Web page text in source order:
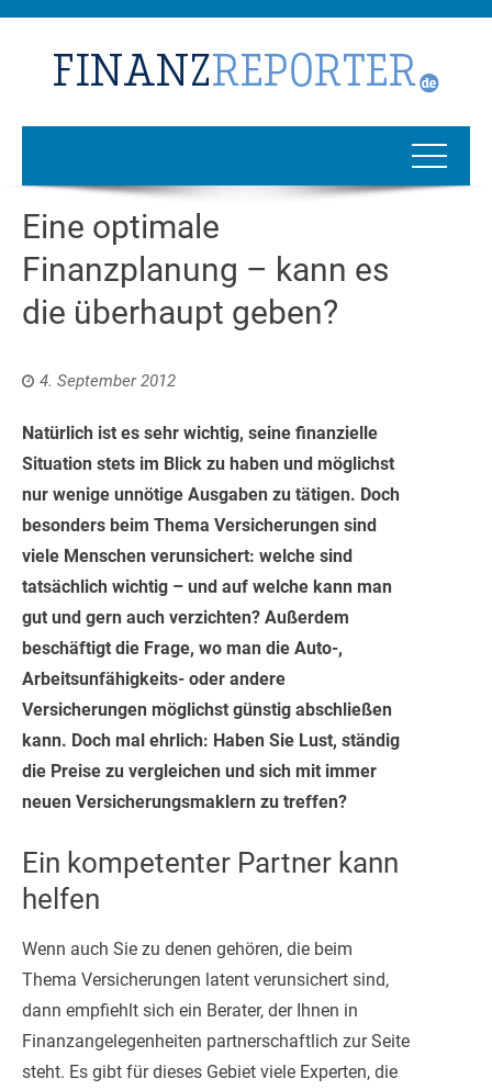
Eine optimale
Finanzplanung – kann es
die überhaupt geben?
4. September 2012
Natürlich ist es sehr wichtig, seine finanzielle
Situation stets im Blick zu haben und möglichst
nur wenige unnötige Ausgaben zu tätigen. Doch
besonders beim Thema Versicherungen sind
viele Menschen verunsichert: welche sind
tatsächlich wichtig – und auf welche kann man
gut und gern auch verzichten? Außerdem
beschäftigt die Frage, wo man die Auto-,
Arbeitsunfähigkeits- oder andere
Versicherungen möglichst günstig abschließen
kann. Doch mal ehrlich: Haben Sie Lust, ständig
die Preise zu vergleichen und sich mit immer
neuen Versicherungsmaklern zu treffen?
Ein kompetenter Partner kann
helfen
Wenn auch Sie zu denen gehören, die beim
Thema Versicherungen latent verunsichert sind,
dann empfiehlt sich ein Berater, der Ihnen in
Finanzangelegenheiten partnerschaftlich zur Seite
steht. Es gibt für dieses Gebiet viele Experten, die